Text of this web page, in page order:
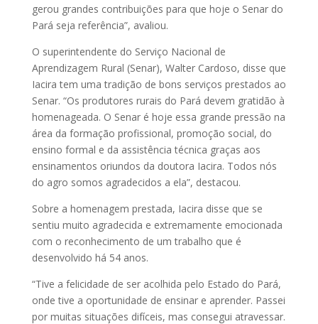
gerou grandes contribuições para que hoje o Senar do
Pará seja referência”, avaliou.
O superintendente do Serviço Nacional de
Aprendizagem Rural (Senar), Walter Cardoso, disse que
Iacira tem uma tradição de bons serviços prestados ao
Senar. “Os produtores rurais do Pará devem gratidão à
homenageada. O Senar é hoje essa grande pressão na
área da formação profissional, promoção social, do
ensino formal e da assistência técnica graças aos
ensinamentos oriundos da doutora Iacira. Todos nós
do agro somos agradecidos a ela”, destacou.
Sobre a homenagem prestada, Iacira disse que se
sentiu muito agradecida e extremamente emocionada
com o reconhecimento de um trabalho que é
desenvolvido há 54 anos.
“Tive a felicidade de ser acolhida pelo Estado do Pará,
onde tive a oportunidade de ensinar e aprender. Passei
por muitas situações difíceis, mas consegui atravessar.